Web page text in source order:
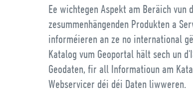
Ee wichtegen Aspekt am Beräich vun
zesummenhängenden Produkten a
informéieren an ze no international
Katalog vum Geoportal hält sech un
Geodaten, fir all Informatioun am
Webservicer déi déi Daten liwweren.